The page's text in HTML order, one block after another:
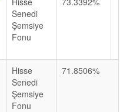
Senedi
Şemsiye
Fonu
Hisse
Senedi
Şemsiye
Fonu
71.8506%